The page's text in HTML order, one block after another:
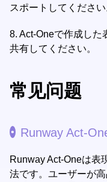
スポートしてください
8. Act-Oneで作成した
共有してください。
常见问题
Runway Act-
Runway Act-Oneは表
法です。ユーザーが